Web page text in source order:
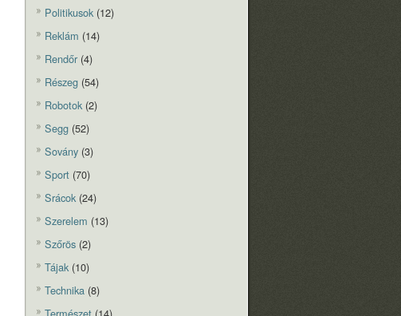
Politikusok(12)
Reklám (14)
Rendőr (4)
Részeg (54)
Robotok(2)
Segg (52)
Sovány (3)
Sport (70)
Srácok(24)
Szerelem (13)
Szőrös (2)
Tájak(10)
Technika (8)